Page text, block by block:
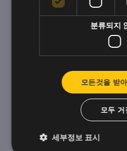
모든 관리자는 의욕적이고
과 함께 일하기를 원하지만,
어려움을 겪는 경우가 많습
하지만 효과적인 몇 가지 방
분류되지
모든것을 받
모두 거
세부정보 표시